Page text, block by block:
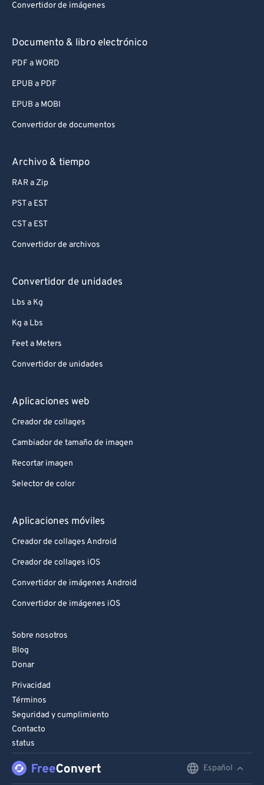
Convertidor de imágenes
Documento & libro electrónico
PDF a WORD
EPUB a PDF
EPUB a MOBI
Convertidor de documentos
Archivo & tiempo
RAR a Zip
PST a EST
CST a EST
Convertidor de archivos
Convertidor de unidades
Lbs a Kg
Kg a Lbs
Feet a Meters
Convertidor de unidades
Aplicaciones web
Creador de collages
Cambiador de tamaño de imagen
Recortar imagen
Selector de color
Aplicaciones móviles
Creador de collages Android
Creador de collages iOS
Convertidor de imágenes Android
Convertidor de imágenes iOS
Sobre nosotros
Blog
Donar
Privacidad
Términos
Seguridad y cumplimiento
Contacto
status
Español